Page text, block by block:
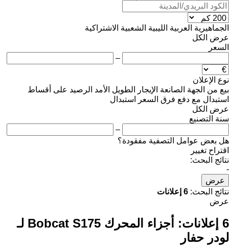
الجماهيرية العربية الليبية الشعبية الاشتراكية
عرض الكل
السعر
–
نوع الإعلان
بيع من الجهة الصانعة الإيجار الطويل الأمد الرصيد على أقساط
استبدال مع دفع فرق السعر
استبدال
عرض الكل
سنة التصنيع
–
هل بعض عوامل التصفية مفقودة؟
اقتراح تغيير
نتائج البحث:
-
عرض
نتائج البحث: 6 إعلانات
عرض
6 إعلانات:
أجزاء المحرك Bobcat S175 لـ
لودر حفار